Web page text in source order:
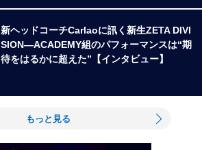
新ヘッドコーチCarlaoに訊く新生ZETA DIVI
SION―ACADEMY組のパフォーマンスは“期
待をはるかに超えた”【インタビュー】
もっと見る